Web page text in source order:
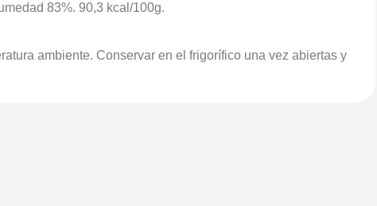
83%. 90,3 kcal/100g.
ambiente. Conservar en el frigorífico una vez abiertas y